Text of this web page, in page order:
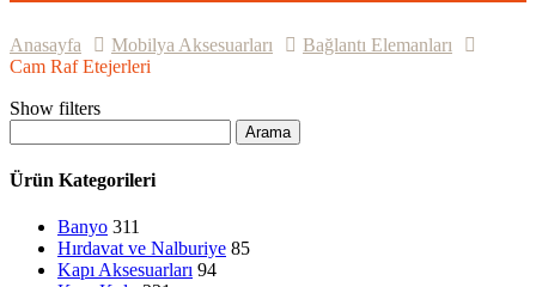
Anasayfa Mobilya Aksesuarları
Bağlantı Elemanları
Cam Raf Etejerleri
Show filters
Arama
Ürün Kategorileri
Banyo 311
Hırdavat ve Nalburiye 85
Kapı Aksesuarları 94